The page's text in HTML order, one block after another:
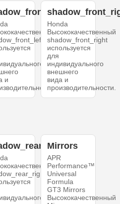
и
Honda
Высококачественный
shadow_front_right
используется
для
индивидуального
внешнего
вида и
производительности.
Mirrors
APR
Performance™
Universal
Formula
GT3 Mirrors
Высококачественный